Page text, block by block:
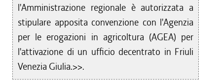
l'Amministrazione regionale è autorizzata a
stipulare apposita convenzione con l'Agenzia
per le erogazioni in agricoltura (AGEA) per
l'attivazione di un ufficio decentrato in Friuli
Venezia Giulia.>>.